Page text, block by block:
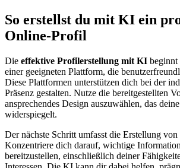
So erstellst du mit KI ein
Online-Profil
Die effektive Profilerstellung mit KI beginnt
einer geeigneten Plattform, die
Diese Plattformen unterstützen dich bei der
Präsenz gestalten. Nutze die bereitgestellten
ansprechendes Design auszuwählen, das
widerspiegelt.
Der nächste Schritt umfasst die Erstellung von
Konzentriere dich darauf, wichtige
bereitzustellen, einschließlich deiner